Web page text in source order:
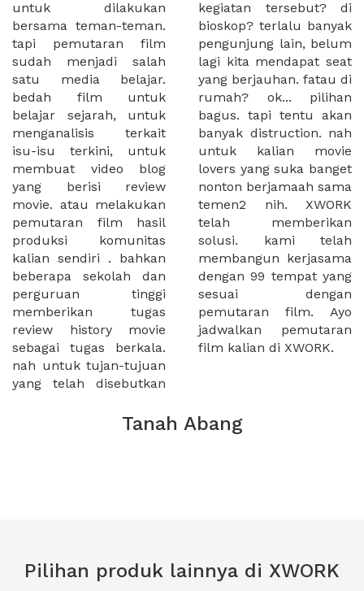
untuk dilakukan
bersama teman-teman.
tapi pemutaran film
sudah menjadi salah
satu media belajar.
bedah film untuk
belajar sejarah, untuk
menganalisis terkait
isu-isu terkini, untuk
membuat video blog
yang berisi review
movie. atau melakukan
pemutaran film hasil
produksi komunitas
kalian sendiri . bahkan
beberapa sekolah dan
perguruan tinggi
memberikan tugas
review history movie
sebagai tugas berkala.
nah untuk tujan-tujuan
yang telah disebutkan
kegiatan tersebut? di
bioskop? terlalu banyak
pengunjung lain, belum
lagi kita mendapat seat
yang berjauhan. fatau di
rumah? ok... pilihan
bagus. tapi tentu akan
banyak distruction. nah
untuk kalian movie
lovers yang suka banget
nonton berjamaah sama
temen2 nih. XWORK
telah memberikan
solusi. kami telah
membangun kerjasama
dengan 99 tempat yang
sesuai dengan
pemutaran film. Ayo
jadwalkan pemutaran
film kalian di XWORK.
Tanah Abang
Pilihan produk lainnya di XWORK